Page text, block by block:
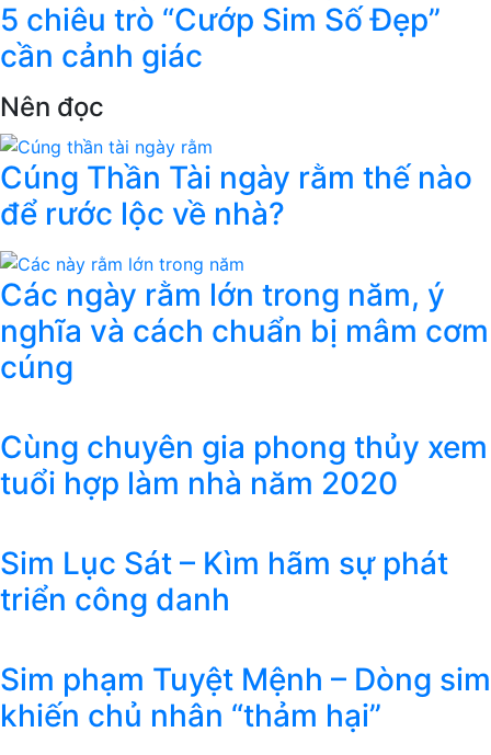
5 chiêu trò “Cướp Sim Số Đẹp”
cần cảnh giác
Nên đọc
Cúng Thần Tài ngày rằm thế nào
để rước lộc về nhà?
Các ngày rằm lớn trong năm, ý
nghĩa và cách chuẩn bị mâm cơm
cúng
Cùng chuyên gia phong thủy xem
tuổi hợp làm nhà năm 2020
Sim Lục Sát – Kìm hãm sự phát
triển công danh
Sim phạm Tuyệt Mệnh – Dòng sim
khiến chủ nhân “thảm hại”